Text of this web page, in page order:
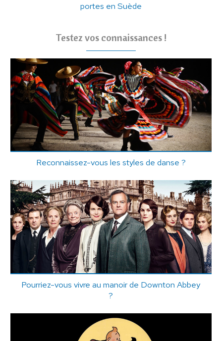
portes en Suède
Testez vos connaissances !
Reconnaissez-vous les styles de danse ?
Pourriez-vous vivre au manoir de Downton Abbey
?